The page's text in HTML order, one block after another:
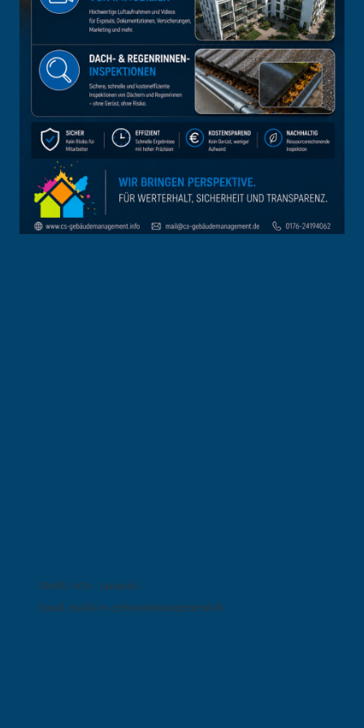
Mobil: 0176 - 24194062
Email: mail@cs-gebaeudemanagement.de